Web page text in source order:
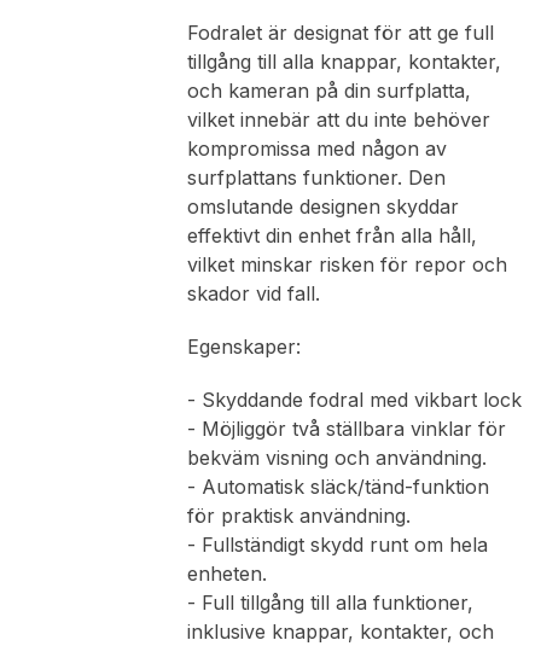
Fodralet är designat för att ge full
tillgång till alla knappar, kontakter,
och kameran på din surfplatta,
vilket innebär att du inte behöver
kompromissa med någon av
surfplattans funktioner. Den
omslutande designen skyddar
effektivt din enhet från alla håll,
vilket minskar risken för repor och
skador vid fall.
Egenskaper:
- Skyddande fodral med vikbart lock
- Möjliggör två ställbara vinklar för
bekväm visning och användning.
- Automatisk släck/tänd-funktion
för praktisk användning.
- Fullständigt skydd runt om hela
enheten.
- Full tillgång till alla funktioner,
inklusive knappar, kontakter, och